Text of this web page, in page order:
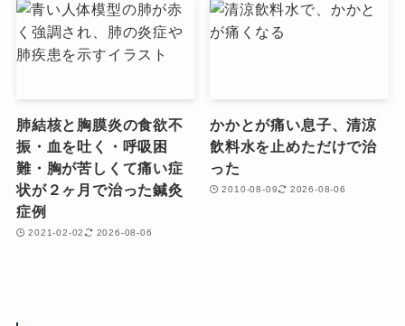
肺結核と胸膜炎の食欲不
振・血を吐く・呼吸困
難・胸が苦しくて痛い症
状が２ヶ月で治った鍼灸
症例
2021-02-02 2026-08-06
かかとが痛い息子、清涼
飲料水を止めただけで治
った
2010-08-09 2026-08-06